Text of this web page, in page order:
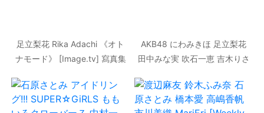
足立梨花 Rika Adachi 《オト
ナモード》 [Image.tv] 寫真集
AKB48 にわみきほ 足立梨花
田中みな実 吹石一恵 吉木りさ
No.34-35 寫真雜志